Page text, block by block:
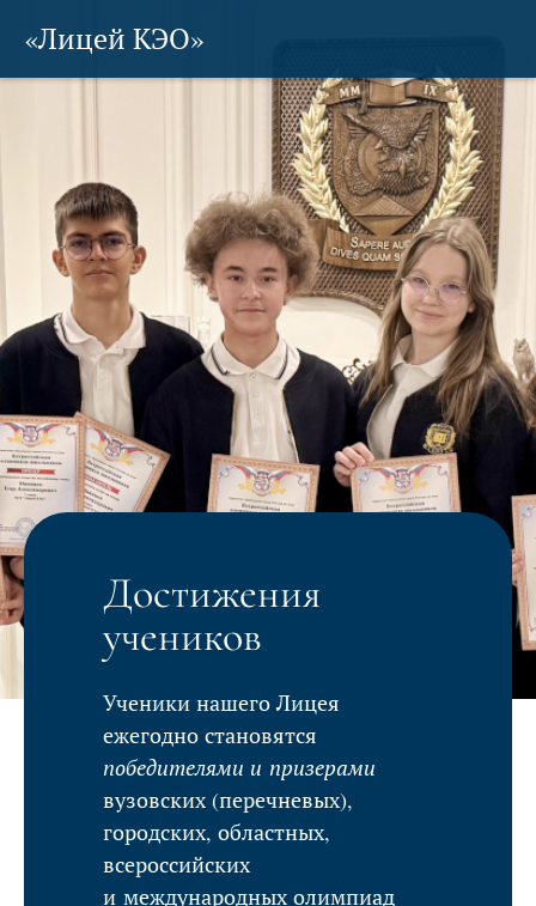
«Лицей КЭО»
Достижения
учеников
Ученики нашего Лицея
ежегодно становятся
победителями и призерами
вузовских (перечневых),
городских, областных,
всероссийских
и международных олимпиад